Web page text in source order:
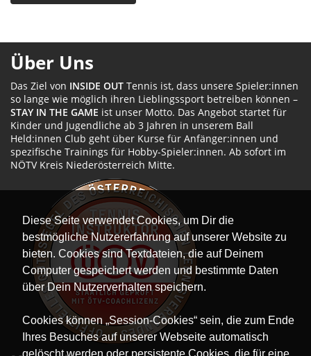
Diese Seite verwendet Cookies, um Dir die
bestmögliche Nutzererfahrung auf unserer Website zu
bieten. Cookies sind Textdateien, die auf Deinem
Computer gespeichert werden und bestimmte Daten
über Dein Nutzerverhalten speichern.
Cookies können „Session-Cookies“ sein, die zum Ende
Ihres Besuches auf unserer Webseite automatisch
gelöscht werden oder persistente Cookies, die für eine
Über Uns
Das Ziel von INSIDE OUT Tennis ist, dass unsere Spieler:innen
so lange wie möglich ihren Lieblingssport betreiben können –
STAY IN THE GAME ist unser Motto. Das Angebot startet für
Kinder und Jugendliche ab 3 Jahren in unserem Ball
Held:innen Club geht über Kurse für Anfänger:innen und
spezifische Trainings für Hobby-Spieler:innen. Ab sofort im
NÖTV Kreis Niederösterreich Mitte.